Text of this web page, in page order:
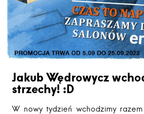
Jakub Wędrowycz
strzechy! :D
W nowy tydzień wchodzimy